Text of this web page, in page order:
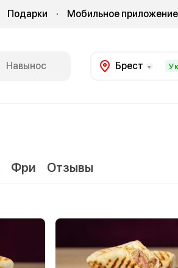
Подарки Мобильное приложение
Навынос Брест
Фри Отзывы